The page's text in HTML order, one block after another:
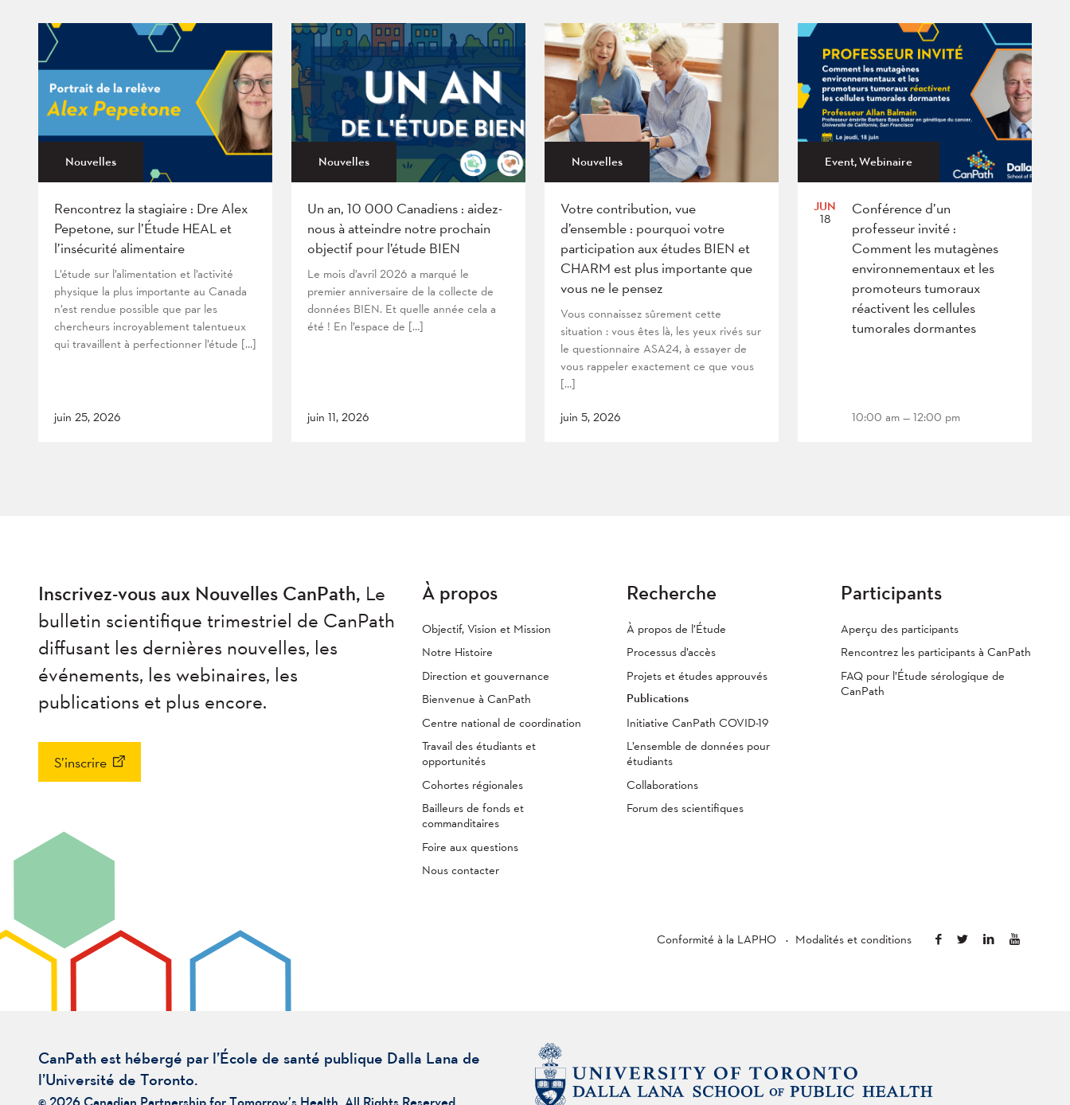
Nouvelles
Rencontrez la stagiaire : Dre Alex
Pepetone, sur l’Étude HEAL et
l’insécurité alimentaire
L’étude sur l’alimentation et l’activité
physique la plus importante au Canada
n’est rendue possible que par les
chercheurs incroyablement talentueux
qui travaillent à perfectionner l’étude […]
juin 25, 2026
Nouvelles
Un an, 10 000 Canadiens : aidez-
nous à atteindre notre prochain
objectif pour l’étude BIEN
Le mois d’avril 2026 a marqué le
premier anniversaire de la collecte de
données BIEN. Et quelle année cela a
été ! En l’espace de […]
juin 11, 2026
Nouvelles
Votre contribution, vue
d’ensemble : pourquoi votre
participation aux études BIEN et
CHARM est plus importante que
vous ne le pensez
Vous connaissez sûrement cette
situation : vous êtes là, les yeux rivés sur
le questionnaire ASA24, à essayer de
vous rappeler exactement ce que vous
[…]
juin 5, 2026
Event, Webinaire
JUN
18
Conférence d’un
professeur invité :
Comment les mutagènes
environnementaux et les
promoteurs tumoraux
réactivent les cellules
tumorales dormantes
10:00 am — 12:00 pm
Inscrivez-vous aux Nouvelles CanPath, Le
bulletin scientifique trimestriel de CanPath
diffusant les dernières nouvelles, les
événements, les webinaires, les
publications et plus encore.
S’inscrire
À propos
Objectif, Vision et Mission
Notre Histoire
Direction et gouvernance
Bienvenue à CanPath
Centre national de coordination
Travail des étudiants et
opportunités
Cohortes régionales
Bailleurs de fonds et
commanditaires
Foire aux questions
Nous contacter
Recherche
À propos de l’Étude
Processus d’accès
Projets et études approuvés
Publications
Initiative CanPath COVID-19
L’ensemble de données pour
étudiants
Collaborations
Forum des scientifiques
Participants
Aperçu des participants
Rencontrez les participants à CanPath
FAQ pour l’Étude sérologique de
CanPath
Conformité à la LAPHO Modalités et conditions
CanPath est hébergé par l’École de santé publique Dalla Lana de
l’Université de Toronto.